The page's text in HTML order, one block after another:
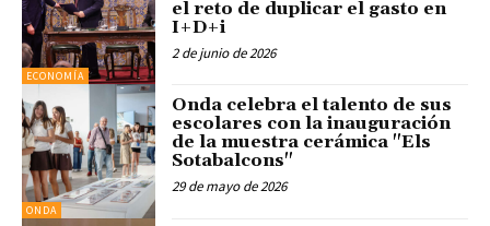
ECONOMÍA
el reto de duplicar el gasto en
I+D+i
2 de junio de 2026
ONDA
Onda celebra el talento de sus
escolares con la inauguración
de la muestra cerámica "Els
Sotabalcons"
29 de mayo de 2026